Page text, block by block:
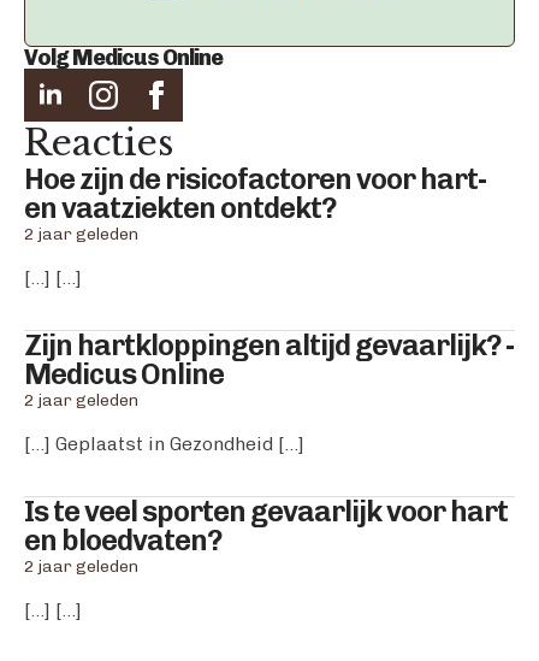
Volg Medicus Online
Reacties
Hoe zijn de risicofactoren voor hart-
en vaatziekten ontdekt?says:
2 jaar geleden
[…] […]
Zijn hartkloppingen altijd gevaarlijk? -
Medicus Onlinesays:
2 jaar geleden
[…] Geplaatst in Gezondheid […]
Is te veel sporten gevaarlijk voor hart
en bloedvaten?says:
2 jaar geleden
[…] […]